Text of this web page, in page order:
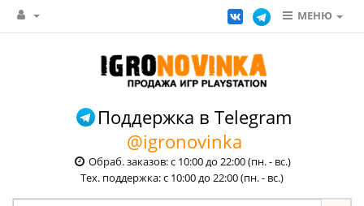
МЕНЮ
Поддержка в Telegram
@igronovinka
Обраб. заказов: с 10:00 до 22:00 (пн. - вс.)
Тех. поддержка: с 10:00 до 22:00 (пн. - вс.)